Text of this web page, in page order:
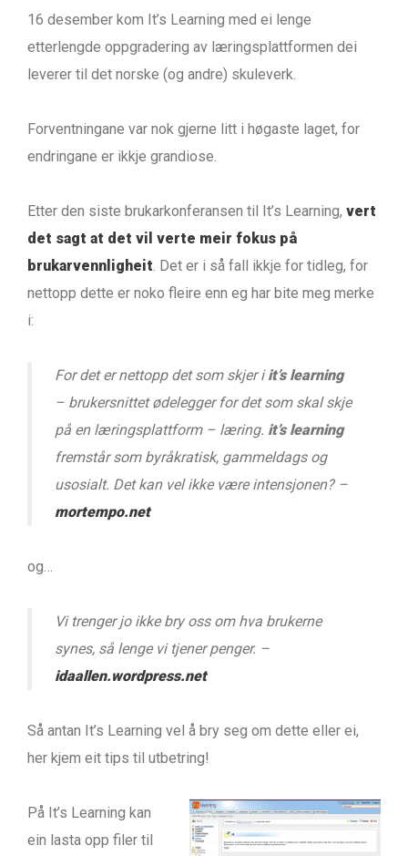
16 desember kom It’s Learning med ei lenge
etterlengde oppgradering av læringsplattformen dei
leverer til det norske (og andre) skuleverk.
Forventningane var nok gjerne litt i høgaste laget, for
endringane er ikkje grandiose.
Etter den siste brukarkonferansen til It’s Learning, vert
det sagt at det vil verte meir fokus på
brukarvennligheit. Det er i så fall ikkje for tidleg, for
nettopp dette er noko fleire enn eg har bite meg merke
i:
For det er nettopp det som skjer iit’s learning
– brukersnittet ødelegger for det som skal skje
på en læringsplattform – læring. it’s learning
fremstår som byråkratisk, gammeldags og
usosialt. Det kan vel ikke være intensjonen? –
mortempo.net
og…
Vi trenger jo ikke bry oss om hva brukerne
synes, så lenge vi tjener penger. –
idaallen.wordpress.net
Så antan It’s Learning vel å bry seg om dette eller ei,
her kjem eit tips til utbetring!
På It’s Learning kan
ein lasta opp filer til